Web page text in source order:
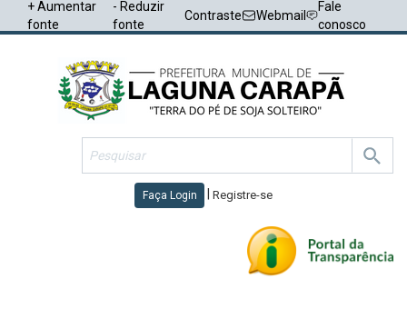
+ Aumentar
fonte
- Reduzir
fonte
Contraste Webmail
Fale
conosco
Faça Login Registre-se